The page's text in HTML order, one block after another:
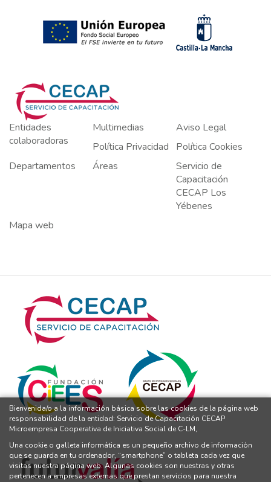
Entidades
colaboradoras
Multimedias
Aviso Legal
Política Privacidad
Política Cookies
Departamentos
Áreas
Servicio de
Capacitación
CECAP Los
Yébenes
Mapa web
Bienvenida/o a la información básica sobre las cookies de la página web
responsabilidad de la entidad: Servicio de Capacitación CECAP
Microempresa Cooperativa de Iniciativa Social de C-LM,
Una cookie o galleta informática es un pequeño archivo de información
que se guarda en tu ordenador, “smartphone” o tableta cada vez que
visitas nuestra página web. Algunas cookies son nuestras y otras
pertenecen a empresas externas que prestan servicios para nuestra